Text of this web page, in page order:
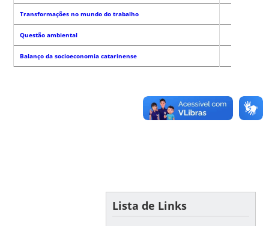
Transformações no mundo do trabalho
Questão ambiental
Balanço da socioeconomia catarinense
Lista de Links